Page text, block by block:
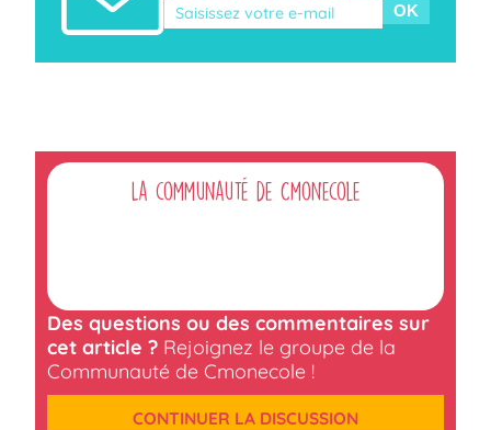
Veuillez laisser ce champ vide.
La communauté de Cmonecole
Des questions ou des commentaires sur
cet article ?Rejoignez le groupe de la
Communauté de Cmonecole !
CONTINUER LA DISCUSSION